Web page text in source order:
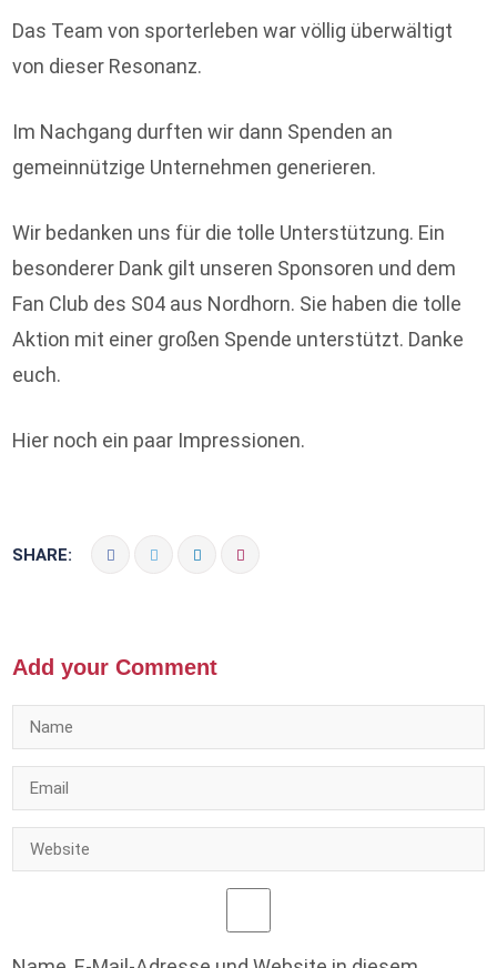
Das Team von sporterleben war völlig überwältigt
von dieser Resonanz.
Im Nachgang durften wir dann Spenden an
gemeinnützige Unternehmen generieren.
Wir bedanken uns für die tolle Unterstützung. Ein
besonderer Dank gilt unseren Sponsoren und dem
Fan Club des S04 aus Nordhorn. Sie haben die tolle
Aktion mit einer großen Spende unterstützt. Danke
euch.
Hier noch ein paar Impressionen.
SHARE:
Add your Comment